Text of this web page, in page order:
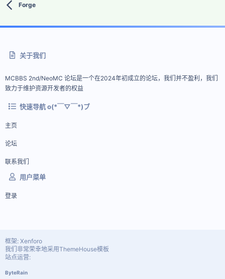
Forge
关于我们
MCBBS 2nd/NeoMC 论坛是一个在2024年初成立的论坛，我们并不盈利，我们
致力于维护资源开发者的权益
快速导航 o(*￣▽￣*)ブ
主页
论坛
联系我们
用户菜单
登录
框架: Xenforo
我们非常荣幸地采用ThemeHouse模板
站点运营:
ByteRain